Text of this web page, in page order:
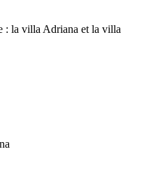
: la villa Adriana et la villa